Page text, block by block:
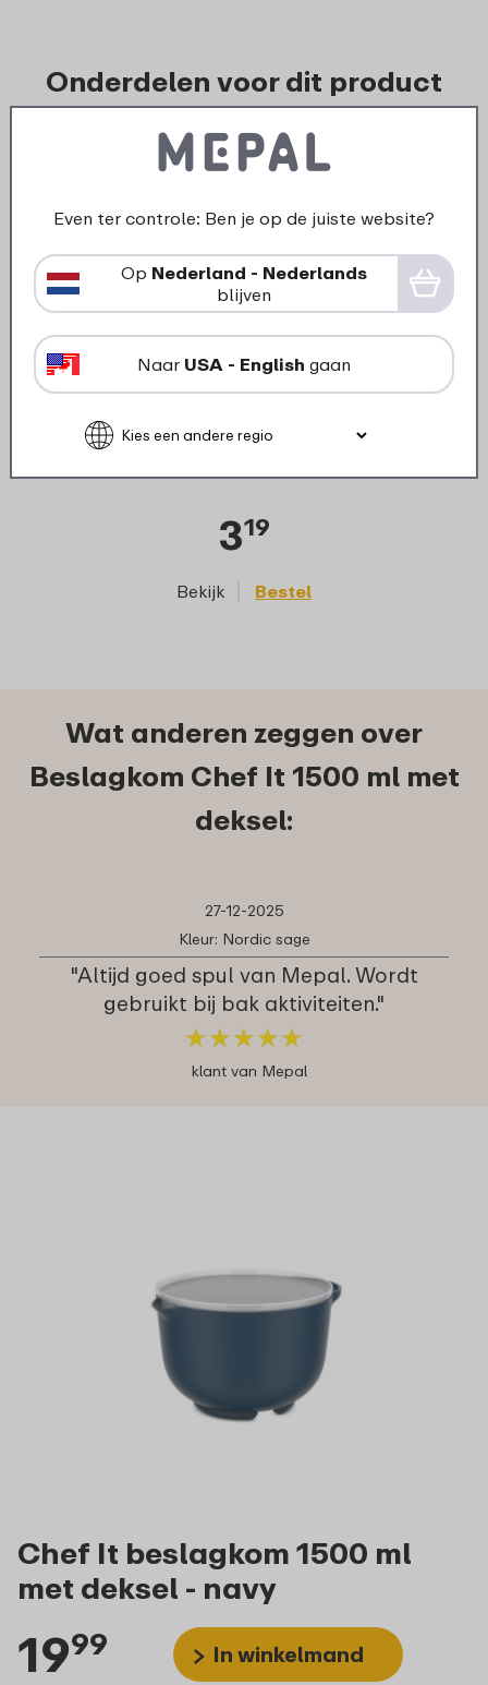
Onderdelen voor dit product
Antislipring beslagkom Chef It
319
Bekijk Bestel
Wat anderen zeggen over
Beslagkom Chef It 1500 ml met
deksel:
27-12-2025
Kleur: Nordic sage
"Altijd goed spul van Mepal. Wordt
gebruikt bij bak aktiviteiten."
★★★★★
★★★★★
klant van Mepal
Chef It beslagkom 1500 ml
met deksel - navy
1999 In winkelmand
Even ter controle: Ben je op de juiste website?
Op Nederland - Nederlands
blijven
Naar USA - English gaan